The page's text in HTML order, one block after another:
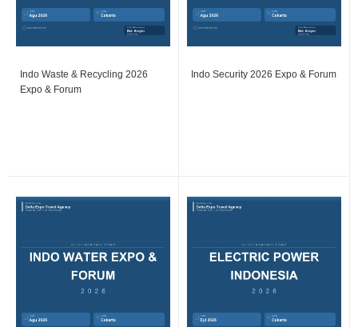
Indo Waste & Recycling 2026
Expo & Forum
Indo Security 2026 Expo & Forum